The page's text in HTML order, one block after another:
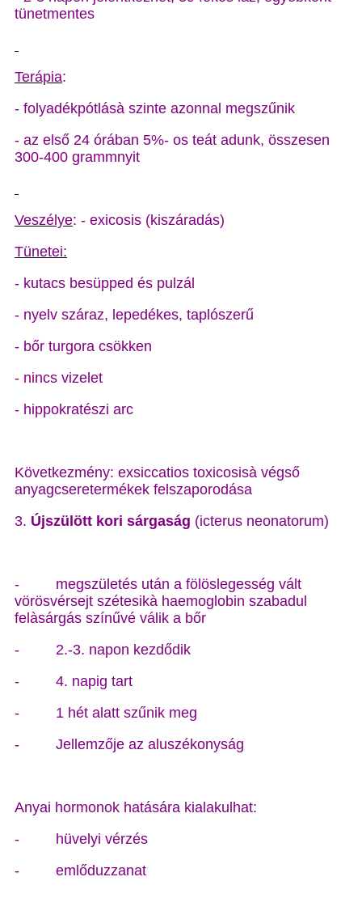
tünetmentes
Terápia:
- folyadékpótlásà szinte azonnal megszűnik
- az első 24 órában 5%- os teát adunk, összesen
300-400 grammnyit
Veszélye: - exicosis (kiszáradás)
Tünetei:
- kutacs besüpped és pulzál
- nyelv száraz, lepedékes, taplószerű
- bőr turgora csökken
- nincs vizelet
- hippokratészi arc
Következmény: exsiccatios toxicosisà végső
anyagcseretermékek felszaporodása
3. Újszülött kori sárgaság (icterus neonatorum)
- megszületés után a fölöslegesség vált
vörösvérsejt szétesikà haemoglobin szabadul
felàsárgás színűvé válik a bőr
- 2.-3. napon kezdődik
- 4. napig tart
- 1 hét alatt szűnik meg
- Jellemzője az aluszékonyság
Anyai hormonok hatására kialakulhat:
- hüvelyi vérzés
- emlőduzzanat